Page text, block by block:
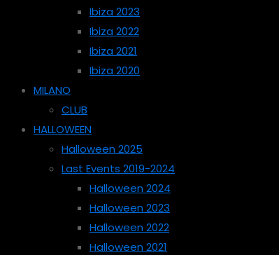
Ibiza 2023
Ibiza 2022
Ibiza 2021
Ibiza 2020
MILANO
CLUB
HALLOWEEN
Halloween 2025
Last Events 2019-2024
Halloween 2024
Halloween 2023
Halloween 2022
Halloween 2021